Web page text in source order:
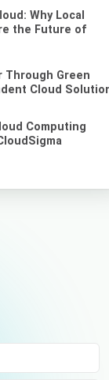
Why Local
the Future of
Through Green
Cloud
Computing